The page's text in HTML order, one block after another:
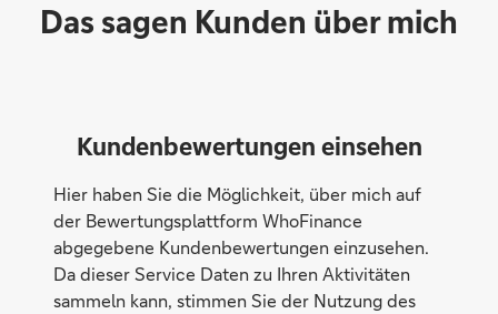
Das sagen Kunden über mich
Kundenbewertungen einsehen
Hier haben Sie die Möglichkeit, über mich auf
der Bewertungsplattform WhoFinance
abgegebene Kundenbewertungen einzusehen.
Da dieser Service Daten zu Ihren Aktivitäten
sammeln kann, stimmen Sie der Nutzung des